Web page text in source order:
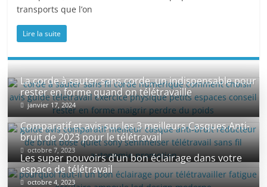
transports que l’on
Lire la suite
La corde à sauter sans corde, un indispensable pour
rester en forme quand on télétravaille
janvier 17, 2024
Comparatif et avis sur les 3 meilleurs Casques Anti-
bruit de 2023 pour le télétravail
octobre 7, 2023
Les super pouvoirs d’un bon éclairage dans votre
espace de télétravail
octobre 4, 2023